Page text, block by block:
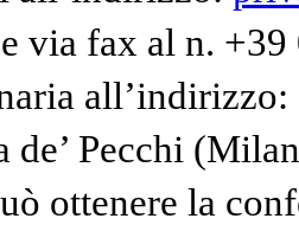
via fax al n.
all’indirizzo:
de’ Pecchi
ottenere la